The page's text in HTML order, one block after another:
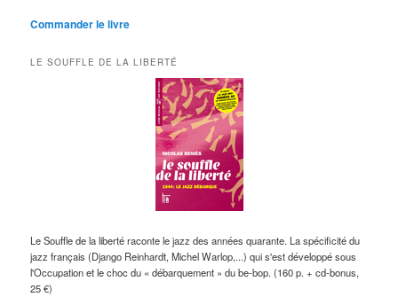
Commander le livre
LE SOUFFLE DE LA LIBERTÉ
Le Souffle de la liberté raconte le jazz des années quarante. La spécificité du
jazz français (Django Reinhardt, Michel Warlop,...) qui s'est développé sous
l'Occupation et le choc du « débarquement » du be-bop. (160 p. + cd-bonus,
25 €)